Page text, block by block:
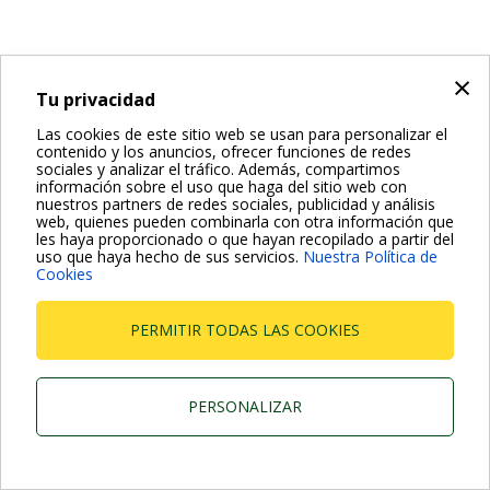
×
Tu privacidad
Las cookies de este sitio web se usan para personalizar el
contenido y los anuncios, ofrecer funciones de redes
sociales y analizar el tráfico. Además, compartimos
información sobre el uso que haga del sitio web con
nuestros partners de redes sociales, publicidad y análisis
web, quienes pueden combinarla con otra información que
les haya proporcionado o que hayan recopilado a partir del
uso que haya hecho de sus servicios. Nuestra Política de
Cookies
PERMITIR TODAS LAS COOKIES
PERSONALIZAR